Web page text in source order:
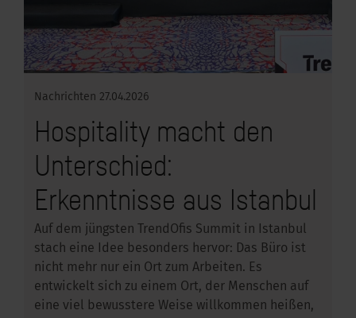
Nachrichten 27.04.2026
Hospitality macht den
Unterschied:
Erkenntnisse aus Istanbul
Auf dem jüngsten TrendOfis Summit in Istanbul
stach eine Idee besonders hervor: Das Büro ist
nicht mehr nur ein Ort zum Arbeiten. Es
entwickelt sich zu einem Ort, der Menschen auf
eine viel bewusstere Weise willkommen heißen,